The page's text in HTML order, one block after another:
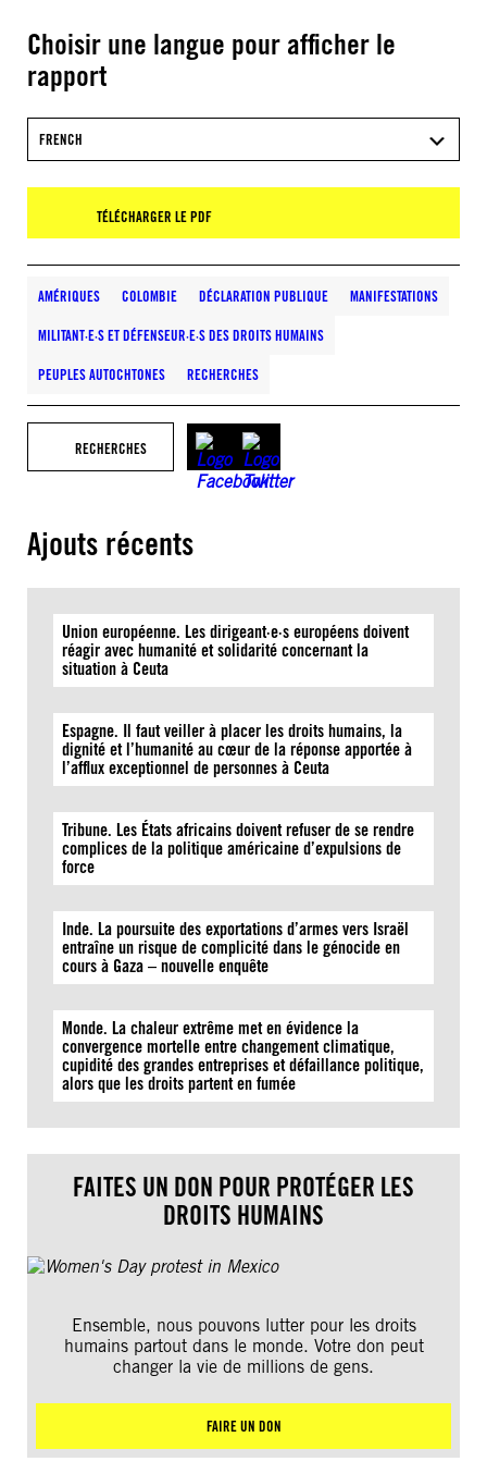
Choisir une langue pour afficher le
rapport
FRENCH
TÉLÉCHARGER LE PDF
AMÉRIQUES COLOMBIE DÉCLARATION PUBLIQUE MANIFESTATIONS
MILITANT·E·S ET DÉFENSEUR·E·S DES DROITS HUMAINS
PEUPLES AUTOCHTONES RECHERCHES
RECHERCHES
Ajouts récents
Union européenne. Les dirigeant·e·s européens doivent
réagir avec humanité et solidarité concernant la
situation à Ceuta
Espagne. Il faut veiller à placer les droits humains, la
dignité et l’humanité au cœur de la réponse apportée à
l’afflux exceptionnel de personnes à Ceuta
Tribune. Les États africains doivent refuser de se rendre
complices de la politique américaine d’expulsions de
force
Inde. La poursuite des exportations d’armes vers Israël
entraîne un risque de complicité dans le génocide en
cours à Gaza – nouvelle enquête
Monde. La chaleur extrême met en évidence la
convergence mortelle entre changement climatique,
cupidité des grandes entreprises et défaillance politique,
alors que les droits partent en fumée
FAITES UN DON POUR PROTÉGER LES
DROITS HUMAINS
Ensemble, nous pouvons lutter pour les droits
humains partout dans le monde. Votre don peut
changer la vie de millions de gens.
FAIRE UN DON